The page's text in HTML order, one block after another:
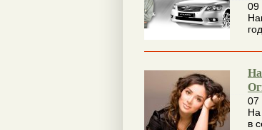
09
07
На
в